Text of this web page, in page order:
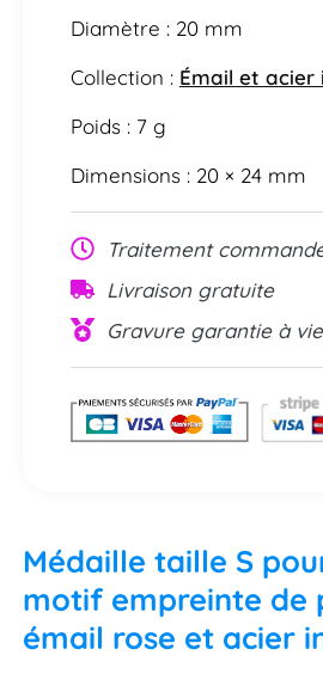
Diamètre : 20 mm
Collection : Émail et acier
Poids : 7 g
Dimensions : 20 × 24 mm
Traitement
Livraison gratuite
Gravure garantie à vie
Médaille taille S
motif empreinte de
émail rose et acier